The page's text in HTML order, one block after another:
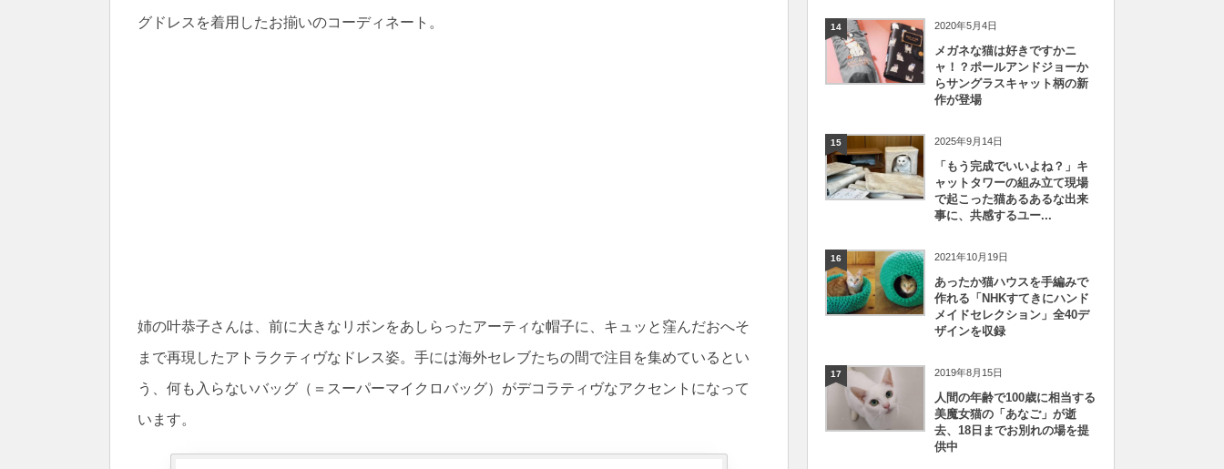
グドレスを着用したお揃いのコーディネート。
姉の叶恭子さんは、前に大きなリボンをあしらったアーティな帽子に、キュッと窪んだおへそ
まで再現したアトラクティヴなドレス姿。手には海外セレブたちの間で注目を集めているとい
う、何も入らないバッグ（＝スーパーマイクロバッグ）がデコラティヴなアクセントになって
います。
14 2020年5月4日
メガネな猫は好きですかニ
ャ！？ポールアンドジョーか
らサングラスキャット柄の新
作が登場
15 2025年9月14日
「もう完成でいいよね？」キ
ャットタワーの組み立て現場
で起こった猫あるあるな出来
事に、共感するユー...
16 2021年10月19日
あったか猫ハウスを手編みで
作れる「NHKすてきにハンド
メイドセレクション」全40デ
ザインを収録
17 2019年8月15日
人間の年齢で100歳に相当する
美魔女猫の「あなご」が逝
去、18日までお別れの場を提
供中